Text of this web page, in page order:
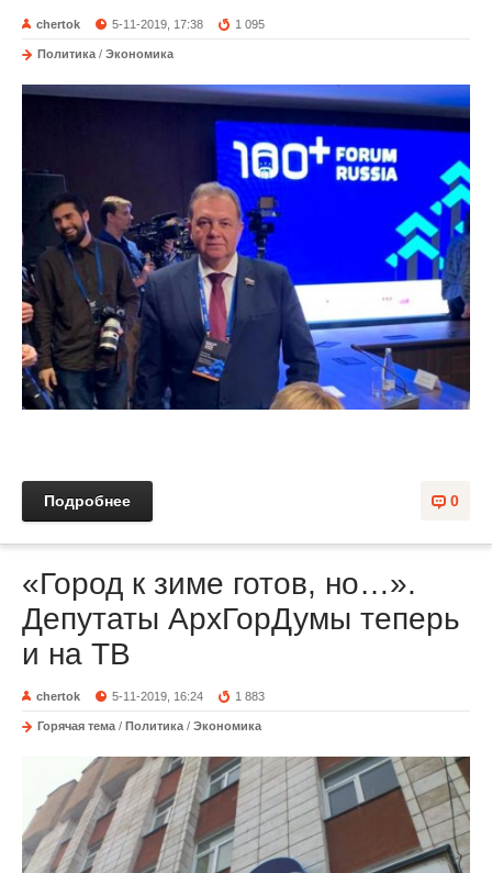
chertok 5-11-2019, 17:38 1 095
Политика / Экономика
0
Подробнее
«Город к зиме готов, но…».
Депутаты АрхГорДумы теперь
и на ТВ
chertok 5-11-2019, 16:24 1 883
Горячая тема / Политика / Экономика